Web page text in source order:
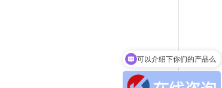
可以介绍下你们的产品么